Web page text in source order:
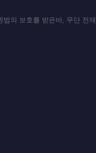
법의 보호를 받은바, 무단 전
금합니